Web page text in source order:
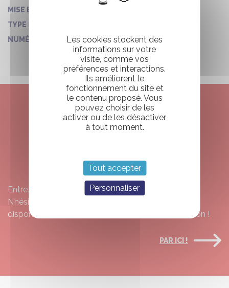
MISE EN CIRCULATION - ANNÉE :
TYPE D'AUTOCAR :
NUMÉRO DE VO : 271
ENVIE DE RESERVER
Entrez vos dates et voyez ce qui est disponible.
N’hésitez pas à nous contacter s’il n’y a pas de
disponibilité, nous essaierons de trouver une solution !
PAR ICI !
Les cookies stockent des
informations sur votre
visite, comme vos
préférences et interactions.
Ils améliorent le
fonctionnement du site et
le contenu proposé. Vous
pouvez choisir de les
activer ou de les désactiver
à tout moment.
Tout accepter
Personnaliser